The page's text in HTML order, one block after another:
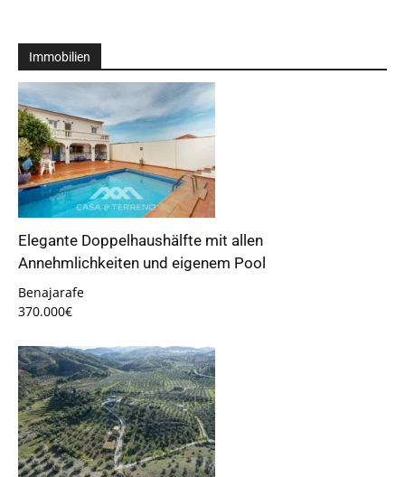
Immobilien
Elegante Doppelhaushälfte mit allen
Annehmlichkeiten und eigenem Pool
Benajarafe
370.000€